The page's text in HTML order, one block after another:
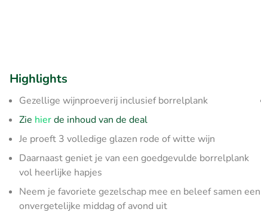
Highlights
Gezellige wijnproeverij inclusief borrelplank
Zie hierde inhoud van de deal
Je proeft 3 volledige glazen rode of witte wijn
Daarnaast geniet je van een goedgevulde borrelplank
vol heerlijke hapjes
Neem je favoriete gezelschap mee en beleef samen een
onvergetelijke middag of avond uit